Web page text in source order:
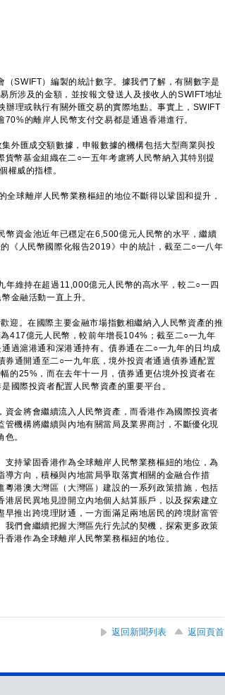
SWIFT）編製的統計數字。據我們了解，有關數字是
所涉及的金額，並按報文發送人及接收人的SWIFT地址
理或執行有關外匯交易的實際地點。事實上，SWIFT
的離岸人民幣支付交易都是通過香港進行。
匯成交額數據，申報數據的機構包括大型商業與投
幣基金組織在二○一五年考慮將人民幣納入其特別提
權威的指標。
球離岸人民幣業務樞紐的地位不斷得以鞏固和提升，
幣資金池近年已穩定在6,500億元人民幣的水平，繼續
《人民幣國際化報告2019》中的統計，截至二○一八年
年維持在超過11,000億元人民幣的高水平，較二○一四
金融活動一直上升。
迎。在國際主要金融市場指數相繼納入人民幣資產的推
417億元人民幣，較前年增長104%；截至二○一九年
過滬港通和深港通持有。債券通在二○一九年的日均成
通開通至二○一九年底，境外投資者通過債券通配置
的25%，而在去年十一月，債券通更佔境外投資者在
國際投資者配置人民幣資產的重要平台。
金將會繼續流入人民幣資產，而香港作為國際投資者
機構將繼續與內地有關當局及業界商討，不斷優化現
。
持鞏固香港作為全球離岸人民幣業務樞紐的地位，為
方向，積極與內地當局爭取落實相關的金融合作措
港澳大灣區（大灣區）建設的一系列政策措施，包括
居民異地見證開立內地個人結算賬戶，以及探索建立
推出跨境理財通，一方面滿足兩地居民的跨境財富管
們會繼續把握大灣區先行先試的契機，探索更多政策
港作為全球離岸人民幣業務樞紐的地位。
返回新聞列表
返回頁首